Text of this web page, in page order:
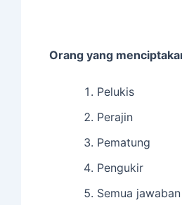
Orang yang
Pelukis
Perajin
Pematung
Pengukir
Semua